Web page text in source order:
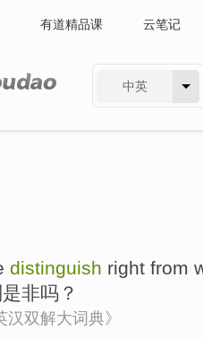
有道精品课 云笔记
中英
distinguish right from
是非吗？
汉双解大词典》